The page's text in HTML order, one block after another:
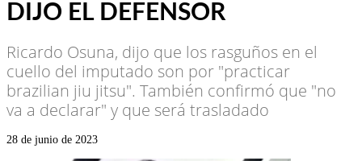
DIJO EL DEFENSOR
Ricardo Osuna, dijo que los rasguños en el
cuello del imputado son por "practicar
brazilian jiu jitsu". También confirmó que "no
va a declarar" y que será trasladado
28 de junio de 2023